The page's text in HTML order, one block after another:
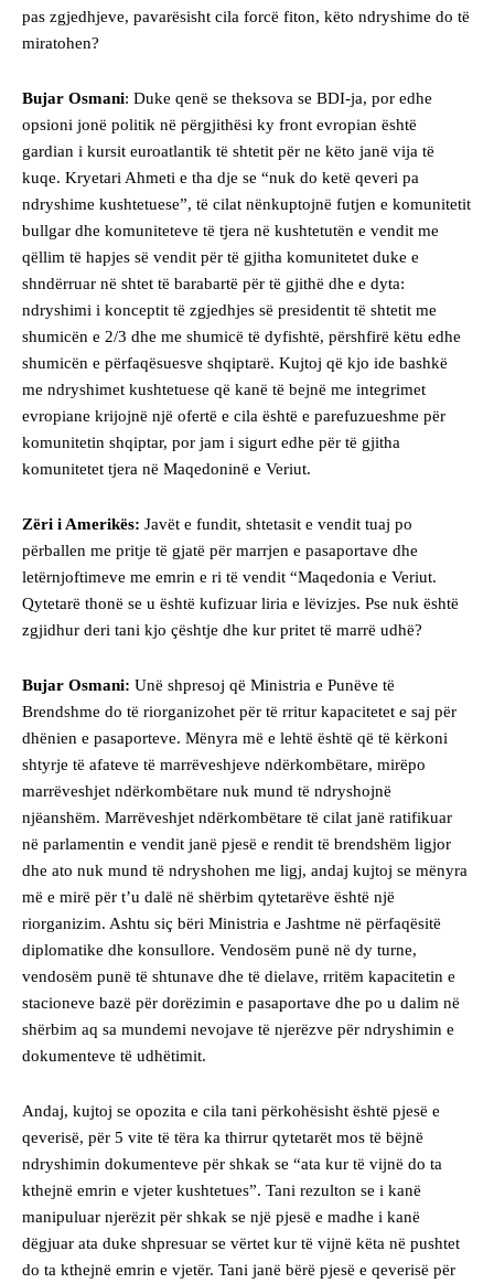
pas zgjedhjeve, pavarësisht cila forcë fiton, këto ndryshime do të
miratohen?
Bujar Osmani: Duke qenë se theksova se BDI-ja, por edhe
opsioni jonë politik në përgjithësi ky front evropian është
gardian i kursit euroatlantik të shtetit për ne këto janë vija të
kuqe. Kryetari Ahmeti e tha dje se “nuk do ketë qeveri pa
ndryshime kushtetuese”, të cilat nënkuptojnë futjen e komunitetit
bullgar dhe komuniteteve të tjera në kushtetutën e vendit me
qëllim të hapjes së vendit për të gjitha komunitetet duke e
shndërruar në shtet të barabartë për të gjithë dhe e dyta:
ndryshimi i konceptit të zgjedhjes së presidentit të shtetit me
shumicën e 2/3 dhe me shumicë të dyfishtë, përshfirë këtu edhe
shumicën e përfaqësuesve shqiptarë. Kujtoj që kjo ide bashkë
me ndryshimet kushtetuese që kanë të bejnë me integrimet
evropiane krijojnë një ofertë e cila është e parefuzueshme për
komunitetin shqiptar, por jam i sigurt edhe për të gjitha
komunitetet tjera në Maqedoninë e Veriut.
Zëri i Amerikës: Javët e fundit, shtetasit e vendit tuaj po
përballen me pritje të gjatë për marrjen e pasaportave dhe
letërnjoftimeve me emrin e ri të vendit “Maqedonia e Veriut.
Qytetarë thonë se u është kufizuar liria e lëvizjes. Pse nuk është
zgjidhur deri tani kjo çështje dhe kur pritet të marrë udhë?
Bujar Osmani: Unë shpresoj që Ministria e Punëve të
Brendshme do të riorganizohet për të rritur kapacitetet e saj për
dhënien e pasaporteve. Mënyra më e lehtë është që të kërkoni
shtyrje të afateve të marrëveshjeve ndërkombëtare, mirëpo
marrëveshjet ndërkombëtare nuk mund të ndryshojnë
njëanshëm. Marrëveshjet ndërkombëtare të cilat janë ratifikuar
në parlamentin e vendit janë pjesë e rendit të brendshëm ligjor
dhe ato nuk mund të ndryshohen me ligj, andaj kujtoj se mënyra
më e mirë për t’u dalë në shërbim qytetarëve është një
riorganizim. Ashtu siç bëri Ministria e Jashtme në përfaqësitë
diplomatike dhe konsullore. Vendosëm punë në dy turne,
vendosëm punë të shtunave dhe të dielave, rritëm kapacitetin e
stacioneve bazë për dorëzimin e pasaportave dhe po u dalim në
shërbim aq sa mundemi nevojave të njerëzve për ndryshimin e
dokumenteve të udhëtimit.
Andaj, kujtoj se opozita e cila tani përkohësisht është pjesë e
qeverisë, për 5 vite të tëra ka thirrur qytetarët mos të bëjnë
ndryshimin dokumenteve për shkak se “ata kur të vijnë do ta
kthejnë emrin e vjeter kushtetues”. Tani rezulton se i kanë
manipuluar njerëzit për shkak se një pjesë e madhe i kanë
dëgjuar ata duke shpresuar se vërtet kur të vijnë këta në pushtet
do ta kthejnë emrin e vjetër. Tani janë bërë pjesë e qeverisë për